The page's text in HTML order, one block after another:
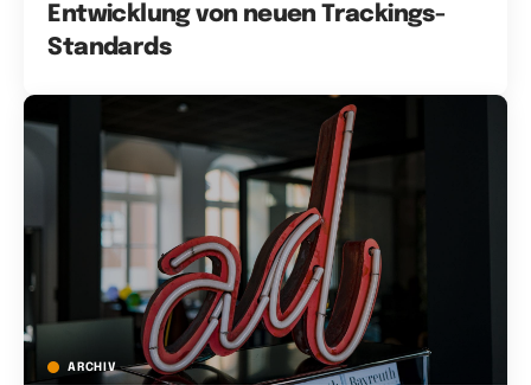
Entwicklung von neuen Trackings-
Standards
ARCHIV